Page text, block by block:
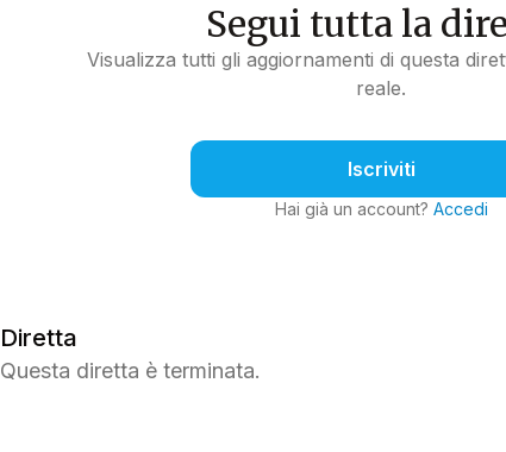
Segui tutta la
Visualizza tutti gli aggiornamenti di questa
reale.
Iscriviti
Hai già un account? Accedi
Diretta
Questa diretta è terminata.